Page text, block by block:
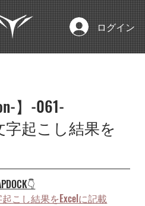
ログイン
】-061-
字起こし結果を
こし結果をExcelに記載